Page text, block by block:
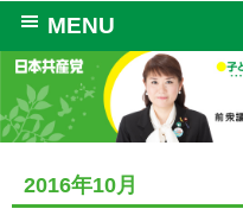
MENU
2016年10月